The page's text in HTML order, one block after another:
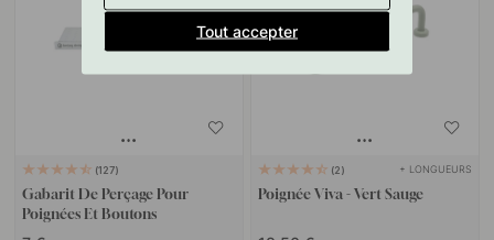
127
Gabarit De Perçage Pour
Poignées Et Boutons
2 + LONGUEURS
Poignée Viva - Vert Sauge
Tout accepter